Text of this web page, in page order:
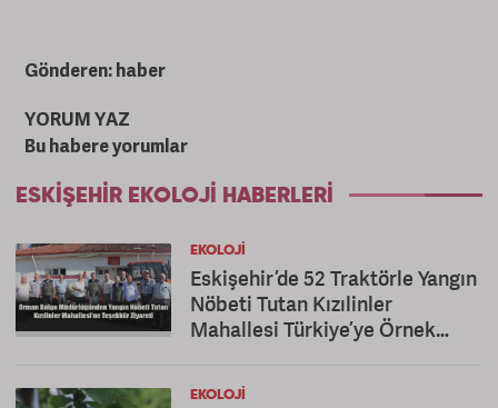
Gönderen: haber
YORUM YAZ
Bu habere yorumlar
ESKIŞEHIR EKOLOJI HABERLERI
EKOLOJI
Eskişehir’de 52 Traktörle Yangın
Nöbeti Tutan Kızılinler
Mahallesi Türkiye’ye Örnek
EKOLOJI